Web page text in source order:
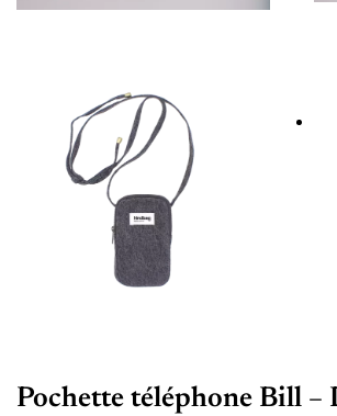
Pochette téléphone Bill –